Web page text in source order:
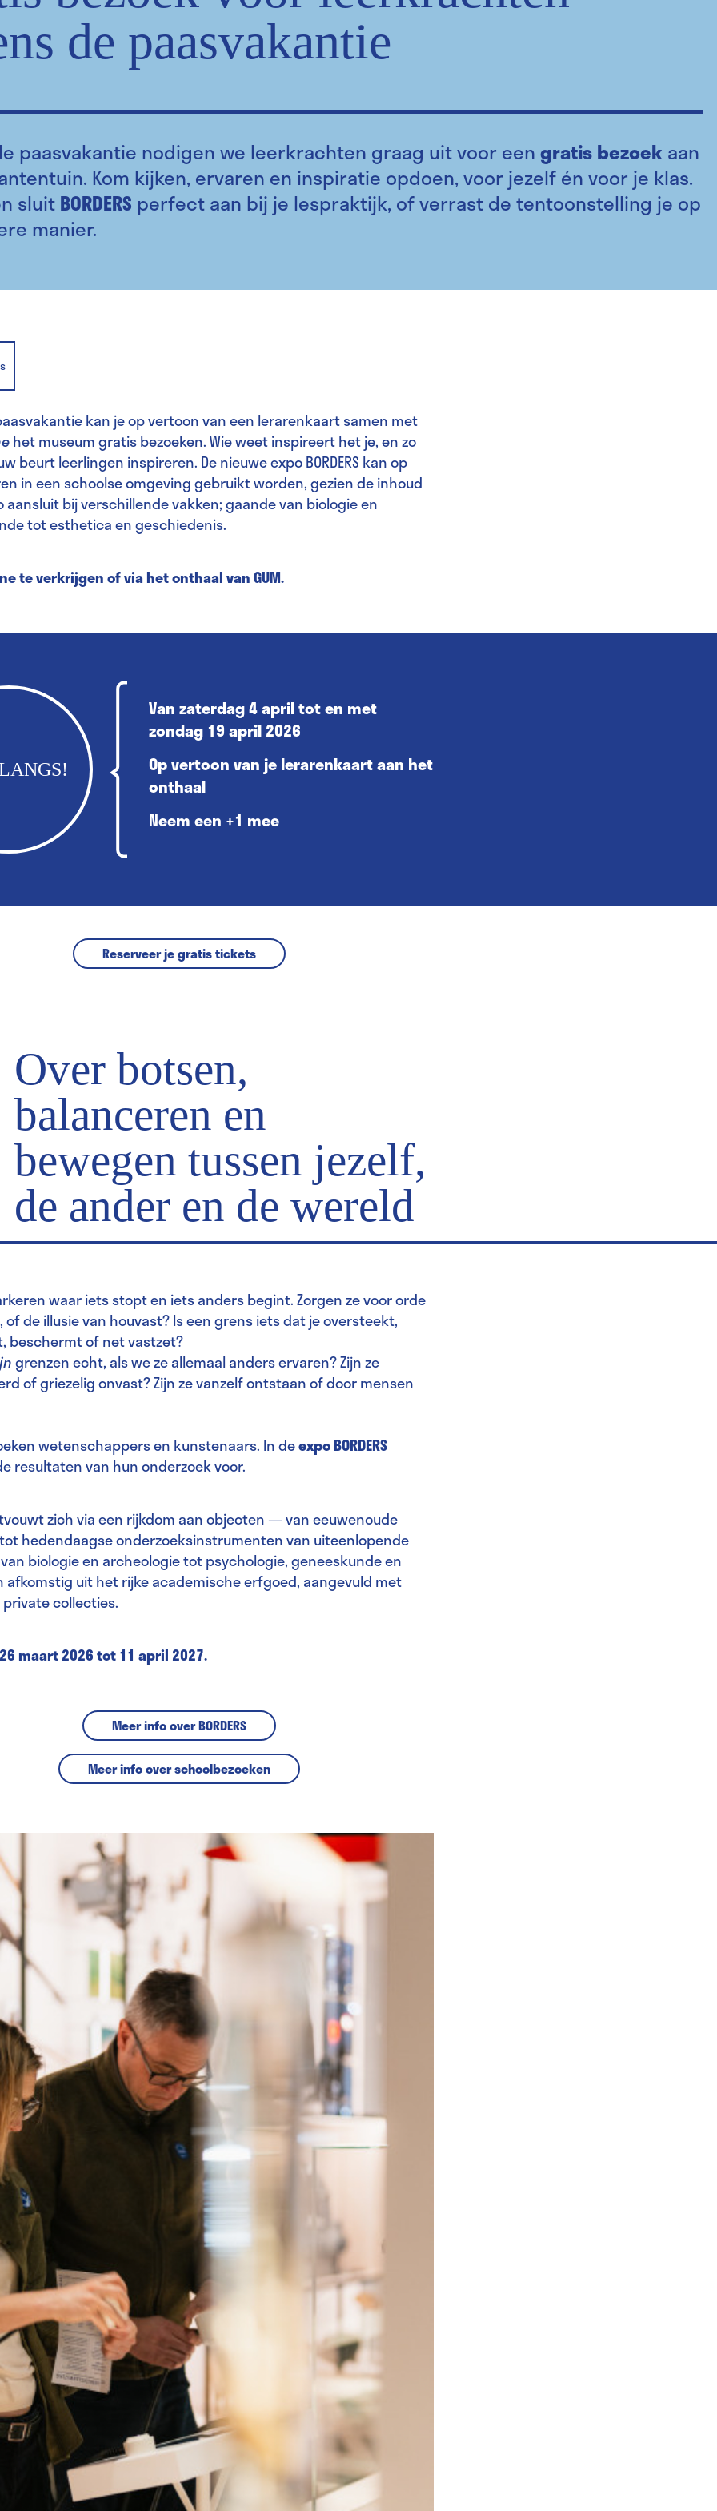
de paasvakantie
paasvakantie nodigen we leerkrachten graag uit voor eengratis bezoek aan
Kom kijken, ervaren en inspiratie opdoen, voor jezelf én voor je klas.
sluitBORDERS perfect aan bij je lespraktijk, of verrast de tentoonstelling je op
manier.
kan je op vertoon van een lerarenkaart samen met
het museum gratis bezoeken. Wie weet inspireert het je, en zo
beurt leerlingen inspireren. De nieuwe expo BORDERS kan op
in een schoolse omgeving gebruikt worden, gezien de inhoud
aansluit bij verschillende vakken; gaande van biologie en
tot esthetica en geschiedenis.
te verkrijgen of via het onthaal van GUM.
Van zaterdag 4 april tot en met
zondag 19 april 2026
Op vertoon van je lerarenkaart aan het
onthaal
Neem een +1 mee
Reserveer je gratis tickets
Over botsen,
balanceren en
bewegen tussen jezelf,
de ander en de wereld
waar iets stopt en iets anders begint. Zorgen ze voor orde
of de illusie van houvast? Is een grens iets dat je oversteekt,
beschermt of net vastzet?
grenzen echt, als we ze allemaal anders ervaren? Zijn ze
of griezelig onvast? Zijn ze vanzelf ontstaan of door mensen
wetenschappers en kunstenaars. In deexpo BORDERS
resultaten van hun onderzoek voor.
zich via een rijkdom aan objecten — van eeuwenoude
hedendaagse onderzoeksinstrumenten van uiteenlopende
biologie en archeologie tot psychologie, geneeskunde en
afkomstig uit het rijke academische erfgoed, aangevuld met
collecties.
maart 2026 tot 11 april 2027.
Meer info over BORDERS
Meer info over schoolbezoeken